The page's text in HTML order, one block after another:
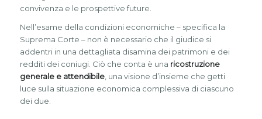
convivenza e le prospettive future.
Nell’esame della condizioni economiche – specifica la
Suprema Corte – non è necessario che il giudice si
addentri in una dettagliata disamina dei patrimoni e dei
redditi dei coniugi. Ciò che conta è una ricostruzione
generale e attendibile, una visione d’insieme che getti
luce sulla situazione economica complessiva di ciascuno
dei due.